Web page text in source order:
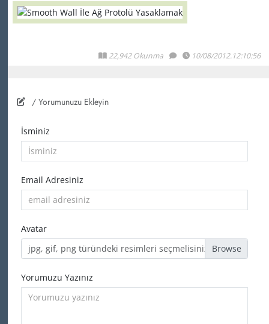
22,942 Okunma 10/08/2012.12:10:56
/ Yorumunuzu Ekleyin
İsminiz
Email Adresiniz
Avatar
jpg, gif, png türündeki resimleri seçmelisiniz
Yorumuzu Yazınız